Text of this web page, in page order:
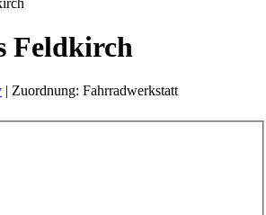
Feldkirch
| Zuordnung: Fahrradwerkstatt